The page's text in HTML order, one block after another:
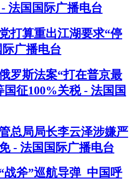
法国国际广播电台
打算重出江湖要求“停
广播电台
罗斯法案“打在普京最
征100%关税 - 法国国
总局局长李云泽涉嫌严
- 法国国际广播电台
战斧”巡航导弹 中国呼